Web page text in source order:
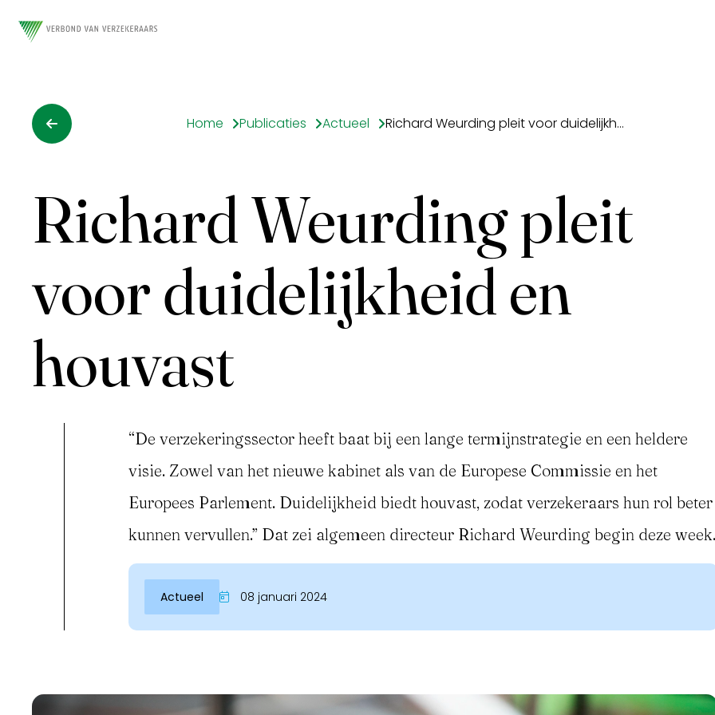
Home Publicaties Actueel Richard Weurding pleit voor duidelijkheid en houvast
Richard Weurding pleit
voor duidelijkheid en
houvast
“De verzekeringssector heeft baat bij een lange termijnstrategie en een heldere
visie. Zowel van het nieuwe kabinet als van de Europese Commissie en het
Europees Parlement. Duidelijkheid biedt houvast, zodat verzekeraars hun rol beter
kunnen vervullen.” Dat zei algemeen directeur Richard Weurding begin deze week.
Actueel 08 januari 2024